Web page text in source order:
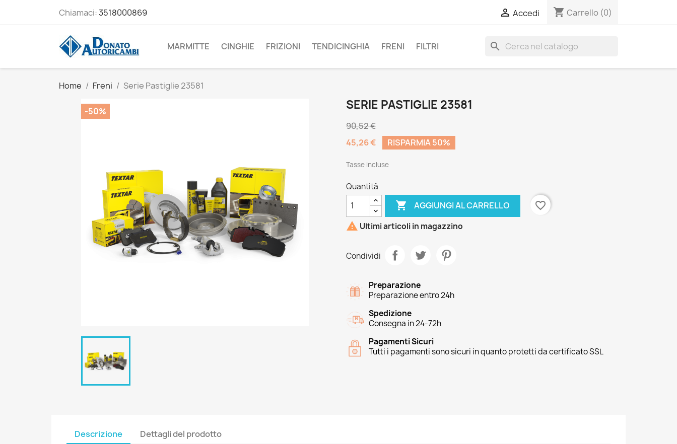
Chiamaci:3518000869  Accedi shopping_cart Carrello (0)
MARMITTE CINGHIE FRIZIONI TENDICINGHIA FRENI FILTRI search
Home Freni Serie Pastiglie 23581
-50% SERIE PASTIGLIE 23581
90,52 €
45,26 €
RISPARMIA 50%
Tasse incluse
Quantità
 AGGIUNGI AL CARRELLO
favorite_border
 Ultimi articoli in magazzino
Condividi
Preparazione
Preparazione entro 24h
Spedizione
Consegna in 24-72h
Pagamenti Sicuri
Tutti i pagamenti sono sicuri in quanto protetti da certificato SSL
Descrizione Dettagli del prodotto